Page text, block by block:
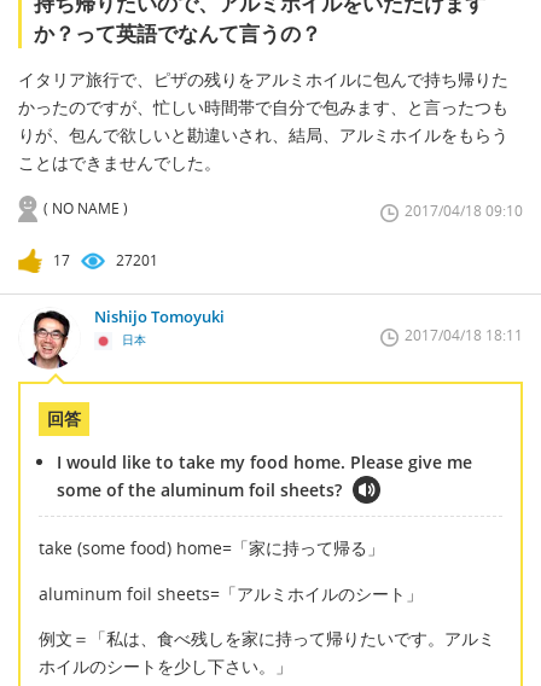
か？って英語でなんて言うの？
イタリア旅行で、ピザの残りをアルミホイルに包んで持ち帰りた
かったのですが、忙しい時間帯で自分で包みます、と言ったつも
りが、包んで欲しいと勘違いされ、結局、アルミホイルをもらう
ことはできませんでした。
( NO NAME ) 2017/04/18 09:10
17 27201
Nishijo Tomoyuki
日本 2017/04/18 18:11
回答
I would like to take my food home. Please give me
some of the aluminum foil sheets?
take (some food) home=「家に持って帰る」
aluminum foil sheets=「アルミホイルのシート」
例文＝「私は、食べ残しを家に持って帰りたいです。アルミ
ホイルのシートを少し下さい。」